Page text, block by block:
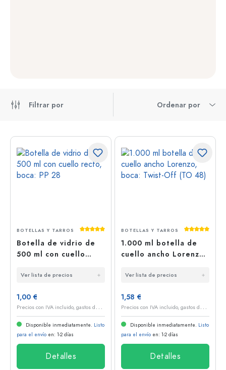
Filtrar por Ordenar por
Calificación promedio de 5 de 5 estrellas
BOTELLAS Y TARROS
Botella de vidrio de
500 ml con cuello
Ver lista de precios
1,00 €
P
recios con IVA incluido, gastos de envío excluidos
Disponible inmediatamente. Listo
para el envío en: 1-2 días
Detalles
BOTELLAS Y TARROS
1.000 ml botella de
cuello ancho Lorenzo,
48)
Ver lista de precios
1,58 €
P
recios con IVA incluido, gastos de envío excluidos
Disponible inmediatamente. Listo
para el envío en: 1-2 días
Detalles